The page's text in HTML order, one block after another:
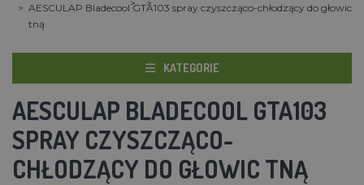
AESCULAP Bladecool GTA103 spray czyszcząco-chłodzący do głowic
tną
KATEGORIE
AESCULAP BLADECOOL GTA103
SPRAY CZYSZCZĄCO-
CHŁODZĄCY DO GŁOWIC TNĄ